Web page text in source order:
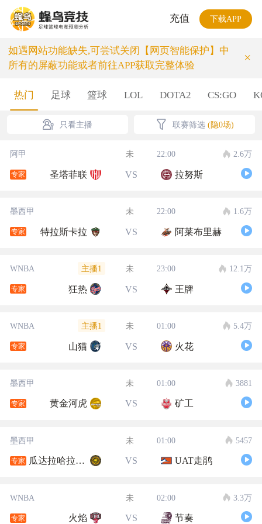
充值 下载APP
如遇网站功能缺失,可尝试关闭【网页智能保护】中
所有的屏蔽功能或者前往APP获取完整体验
×
热门 足球 篮球 LOL DOTA2 CS:GO
只看主播 联赛筛选 (隐0场)
阿甲 未 22:00 2.6万
专家 圣塔菲联 VS 拉努斯
墨西甲 未 22:00 1.6万
专家 特拉斯卡拉 VS 阿莱布里赫
WNBA 主播1 未 23:00 12.1万
专家 狂热 VS 王牌
WNBA 主播1 未 01:00 5.4万
专家 山猫 VS 火花
墨西甲 未 01:00 3881
专家 黄金河虎 VS 矿工
墨西甲 未 01:00 5457
专家 瓜达拉哈拉大学 VS UAT走鹃
WNBA 未 02:00 3.3万
专家 火焰 VS 节奏